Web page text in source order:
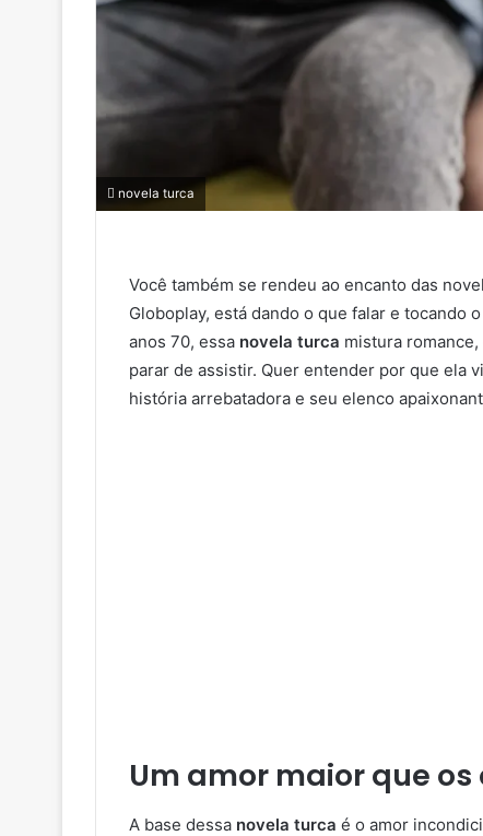
novela turca
Você também se rendeu ao encanto das
Globoplay, está dando o que falar e tocando
anos 70, essa novela turca mistura
parar de assistir. Quer entender por que ela
história arrebatadora e seu elenco
Um amor maior que
A base dessa novela turca é o amor